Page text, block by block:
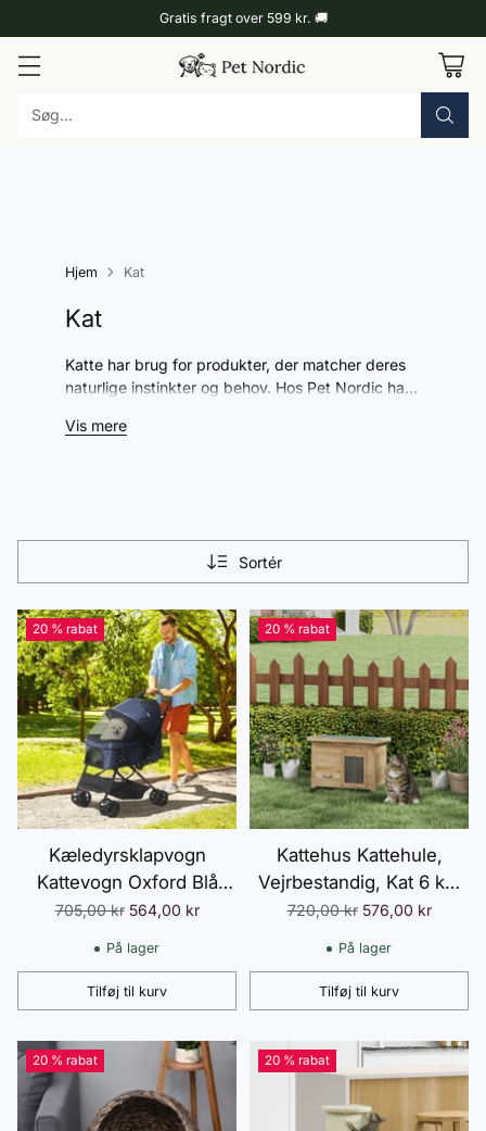
Gratis fragt over 599 kr. 🚚
Søg...
Hjem Kat
Kat
Katte har brug for produkter, der matcher deres
naturlige instinkter og behov. Hos Pet Nordic har
kvalitet og funktion gør en reel forskel i
Vis mere
Sortér
20 % rabat
Kæledyrsklapvogn
Kattevogn Oxford Blå
76,5x52x95cm til Små
Hunde og Katte,
Normalpris
705,00 kr 564,00 kr
På lager
Tilføj til kurv
Antal
20 % rabat
Kattehus Kattehule,
Vejrbestandig, Kat 6 kg,
57 cm x 45 cm x 43 cm,
Naturlig
Normalpris
720,00 kr 576,00 kr
På lager
Tilføj til kurv
Antal
20 % rabat 20 % rabat